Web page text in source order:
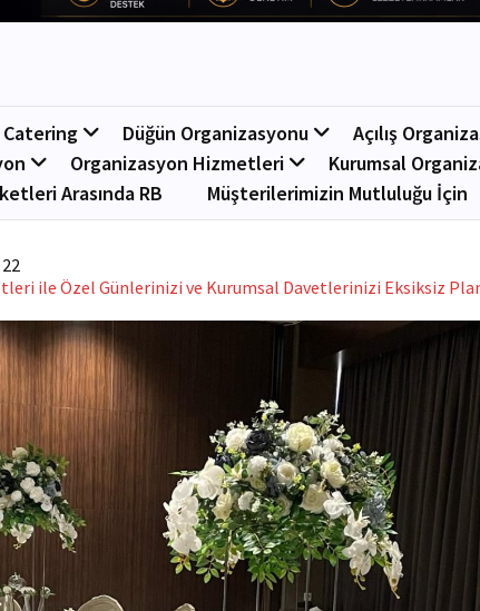
Catering Düğün Organizasyonu Açılış
Organizasyon Hizmetleri Kurumsal
Arasında RB
Müşterilerimizin Mutluluğu İçin
22
ile Özel Günlerinizi ve Kurumsal Davetlerinizi Eksiksiz